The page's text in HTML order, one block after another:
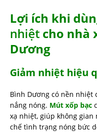
Lợi ích khi
nhiệt cho nhà
Dương
Giảm nhiệt hiệu
Bình Dương có nền nhiệt
nắng nóng. Mút xốp bạc
xạ nhiệt, giúp không gian
chế tình trạng nóng bức